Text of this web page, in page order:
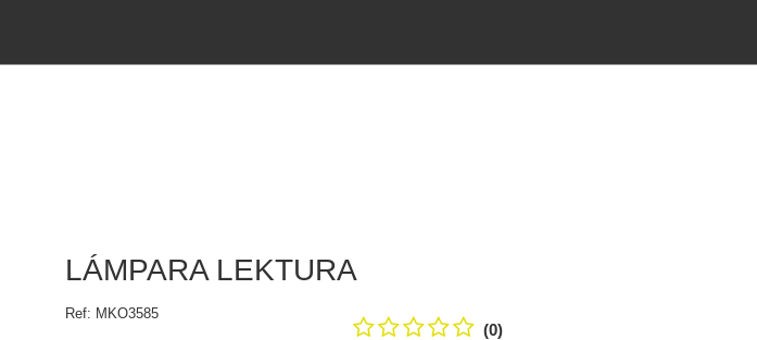
LÁMPARA LEKTURA
Ref: MKO3585
(0)